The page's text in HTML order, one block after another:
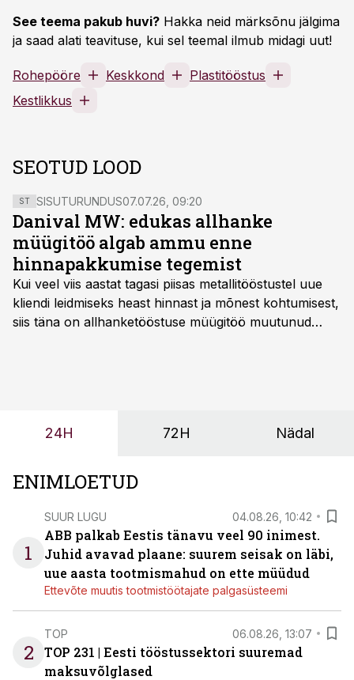
See teema pakub huvi? Hakka neid märksõnu jälgima
ja saad alati teavituse, kui sel teemal ilmub midagi uut!
Rohepööre Keskkond
Plastitööstus
Kestlikkus
SEOTUD LOOD
ST SISUTURUNDUS07.07.26, 09:20
Danival MW: edukas allhanke
müügitöö algab ammu enne
hinnapakkumise tegemist
Kui veel viis aastat tagasi piisas metallitööstustel uue
kliendi leidmiseks heast hinnast ja mõnest kohtumisest,
siis täna on allhanketööstuse müügitöö muutunud
24H 72H Nädal
ENIMLOETUD
1
SUUR LUGU 04.08.26, 10:42
ABB palkab Eestis tänavu veel 90 inimest.
Juhid avavad plaane: suurem seisak on läbi,
uue aasta tootmismahud on ette müüdud
Ettevõte muutis tootmistöötajate palgasüsteemi
2
TOP 06.08.26, 13:07
TOP 231 | Eesti tööstussektori suuremad
maksuvõlglased